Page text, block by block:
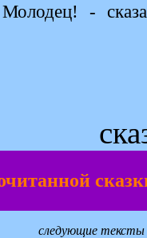
-
следующие тексты